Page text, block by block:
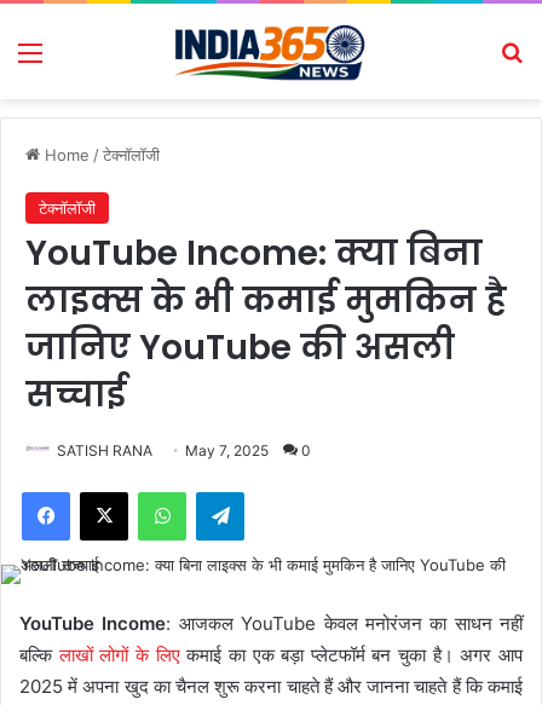
Menu
Home /टेक्नॉलॉजी
टेक्नॉलॉजी
YouTube Income: क्या बिना
लाइक्स के भी कमाई मुमकिन है
जानिए YouTube की असली
सच्चाई
SATISH RANA May 7, 2025 0
Facebook
X WhatsAppTelegram
YouTube Income: आजकल YouTube केवल मनोरंजन का साधन नहीं
बल्किलाखों लोगों के लिएकमाई का एक बड़ा प्लेटफॉर्म बन चुका है। अगर आप
2025 में अपना खुद का चैनल शुरू करना चाहते हैं और जानना चाहते हैं कि कमाई